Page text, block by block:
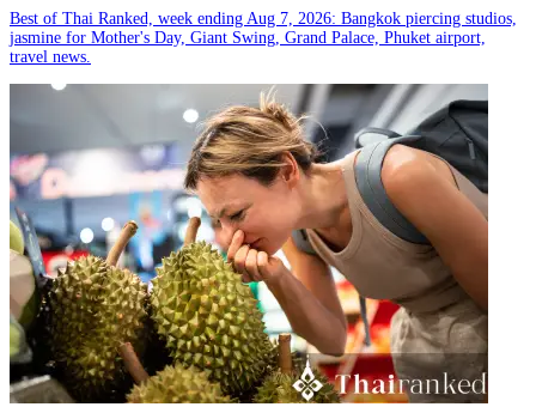
Best of Thai Ranked, week ending Aug 7, 2026: Bangkok piercing studios,
jasmine for Mother's Day, Giant Swing, Grand Palace, Phuket airport,
travel news.